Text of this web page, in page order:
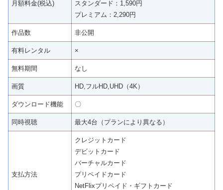
月額料金(税込)
スタンダード：1,590円
プレミアム：2,290円
作品数 非公開
有料レンタル ×
無料期間 なし
画質 HD,フルHD,UHD（4K）
ダウンロード機能 〇
同時視聴 最大4台（プランにより異なる）
支払方法
クレジットカード
デビットカード
バーチャルカード
プリペイドカード
NetFlixプリペイド・ギフトカード